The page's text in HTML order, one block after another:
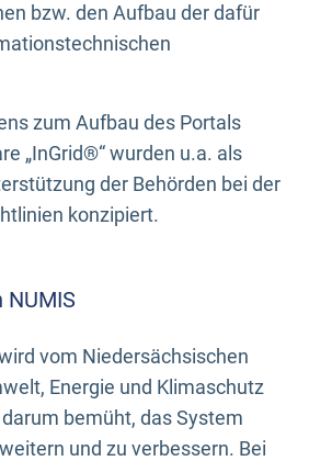
bzw. den Aufbau der dafür
zum Aufbau des Portals
„InGrid®“ wurden u.a. als
der Behörden bei der
konzipiert.
NUMIS
vom Niedersächsischen
Energie und Klimaschutz
bemüht, das System
und zu verbessern. Bei